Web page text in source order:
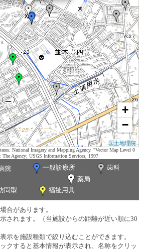
+
−
国土地理院
National Imagery and Mapping Agency. "Vector Map Level 0
Agency; USGS Information Services, 1997.
院 一般診療所
歯科
薬局
問型
福祉用具
合があります。
されます。（当施設からの距離が近い順に30
示を施設種類で絞り込むことができます。
クすると基本情報が表示され、名称をクリッ